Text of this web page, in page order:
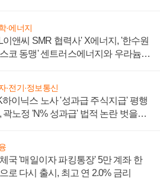
·에너지
이앤씨 SMR 협력사' X에너지, '한수원
코 동맹' 센트러스에너지와 우라늄
·전기·정보통신
하이닉스 노사 '성과급 주식지급' 평행
곽노정 'N% 성과급' 법적 논란 벗을지
국 '매일이자 파킹통장' 5만 계좌 한
로 다시 출시, 최고 연 2.0% 금리